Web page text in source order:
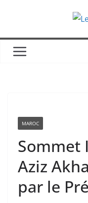
MAROC
Sommet
Aziz
par le